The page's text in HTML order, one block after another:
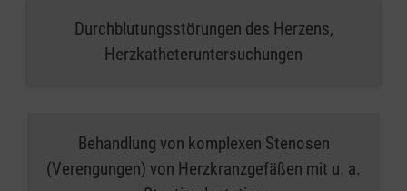
Durchblutungsstörungen des Herzens,
Herzkatheteruntersuchungen
Behandlung von komplexen Stenosen
(Verengungen) von Herzkranzgefäßen mit u. a.